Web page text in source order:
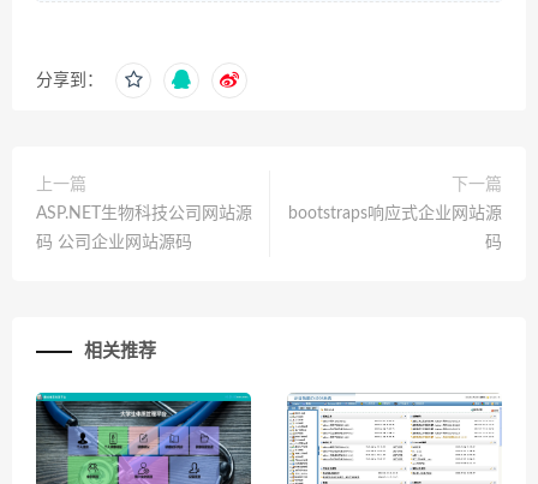
分享到：
上一篇
ASP.NET生物科技公司网站源
码 公司企业网站源码
下一篇
bootstraps响应式企业网站源
码
相关推荐